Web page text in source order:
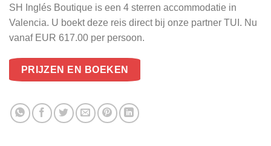
SH Inglés Boutique is een 4 sterren accommodatie in
Valencia. U boekt deze reis direct bij onze partner TUI. Nu
vanaf EUR 617.00 per persoon.
PRIJZEN EN BOEKEN